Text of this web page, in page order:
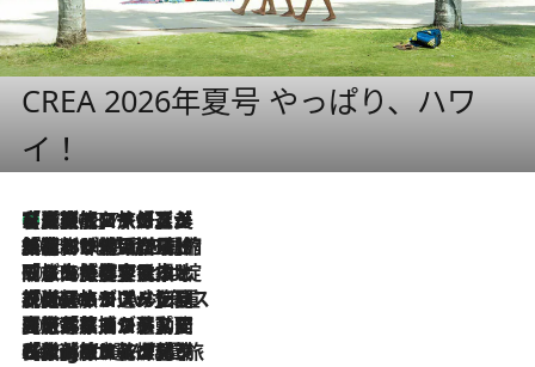
CREA 2026年夏号 やっぱり、ハワ
イ！
2026.8.7
【厳選旅コスメ】「多機能アイテムがメイン！」旅好き美容エディターが選んだ夏旅ベストコスメを発表【Mサイズジップ】
2026.8.6
「荷物が増えるほど旅ストレスは増す」美容ジャーナリストがたどり着いた最終結論。“化粧品を劇的に減らす”感動の凝縮美容とは
2026.8.6
「旅先には金髪ウィッグを持参」日本と同じメイクでは損してる!? 美容ジャーナリストが提案する“掟破りの旅美容”とは
2026.8.6
【厳選旅コスメ】「身軽さ＆UV対策重視！」ヘアアーティストshucoが選んだ夏旅ベストコスメを発表【Mサイズジップ】
2026.8.5
【厳選旅コスメ】国内をあちこち移動する河井菜摘が選んだ夏旅ベストコスメ発表！「リラックスアイテムはマスト」【Mサイズジップ】
2026.8.4
【厳選旅コスメ】「紫外線＆乾燥対策しながらメイク感も！」ヘア＆メイクGeorgeが選んだ夏旅ベストコスメを発表！【Mサイズジップ】